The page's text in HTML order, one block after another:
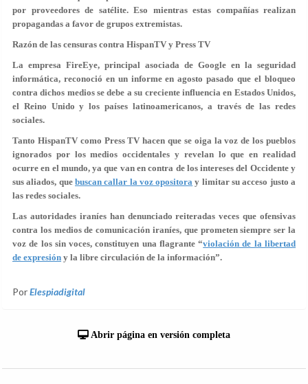
por proveedores de satélite. Eso mientras estas compañías realizan
propagandas a favor de grupos extremistas.
Razón de las censuras contra HispanTV y Press TV
La empresa FireEye, principal asociada de Google en la seguridad
informática, reconoció en un informe en agosto pasado que el bloqueo
contra dichos medios se debe a su creciente influencia en Estados Unidos,
el Reino Unido y los países latinoamericanos, a través de las redes
sociales.
Tanto HispanTV como Press TV hacen que se oiga la voz de los pueblos
ignorados por los medios occidentales y revelan lo que en realidad
ocurre en el mundo, ya que van en contra de los intereses del Occidente y
sus aliados, que buscan callar la voz opositora y limitar su acceso justo a
las redes sociales.
Las autoridades iraníes han denunciado reiteradas veces que ofensivas
contra los medios de comunicación iraníes, que prometen siempre ser la
voz de los sin voces, constituyen una flagrante “violación de la libertad
de expresión y la libre circulación de la información”.
PorElespiadigital
Abrir página en versión completa